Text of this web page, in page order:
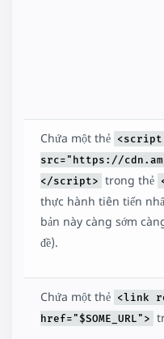
Chứa một thẻ <script
src="https://
</script> trong thẻ
thực hành tiên tiến
bản này càng sớm
đề).
Chứa một thẻ <link
href="$SOME_URL">